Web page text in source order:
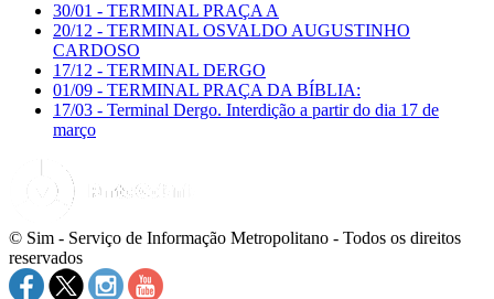
30/01 - TERMINAL PRAÇA A
20/12 - TERMINAL OSVALDO AUGUSTINHO
CARDOSO
17/12 - TERMINAL DERGO
01/09 - TERMINAL PRAÇA DA BÍBLIA:
17/03 - Terminal Dergo. Interdição a partir do dia 17 de
março
© Sim - Serviço de Informação Metropolitano - Todos os direitos
reservados